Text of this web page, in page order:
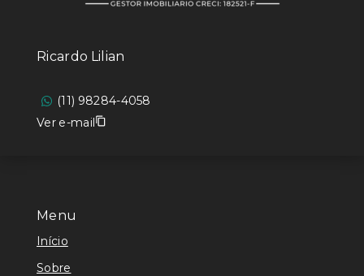
Menu
Início
Sobre
Ricardo Lilian
(11) 98284-4058
Ver e-mail